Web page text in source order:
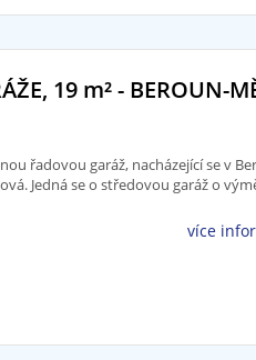
19 m²- BEROUN-
řadovou garáž, nacházející se v
Jedná se o středovou garáž o
více